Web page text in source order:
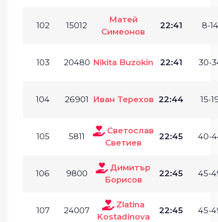
102 15012
Матей
Симеонов
22:41 8-
103 20480 Nikita Buzokin 22:41 30-
104 26901 Иван Терехов 22:44 15-
105 5811
Светослав
Светиев
22:45 40-
106 9800
Димитър
Борисов
22:45 45-
107 24007
Zlatina
Kostadinova
22:45 45-